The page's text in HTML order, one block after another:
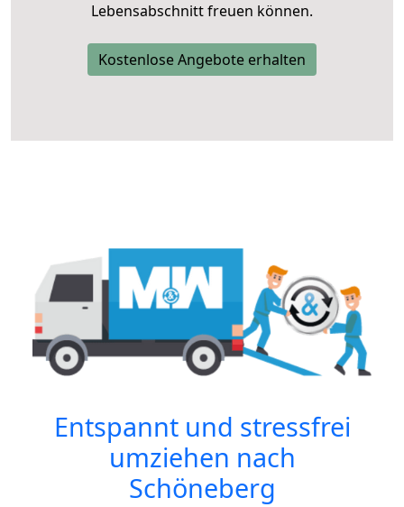
Lebensabschnitt freuen können.
Kostenlose Angebote erhalten
Entspannt und stressfrei
umziehen nach
Schöneberg